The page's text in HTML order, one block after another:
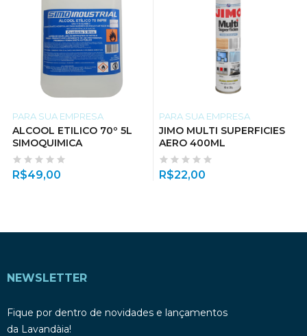
PARA SUA EMPRESA
ALCOOL ETILICO 70º 5L
SIMOQUIMICA
R$49,00
PARA SUA EMPRESA
JIMO MULTI SUPERFICIES
AERO 400ML
R$22,00
NEWSLETTER
Fique por dentro de novidades e lançamentos
da Lavandàia!